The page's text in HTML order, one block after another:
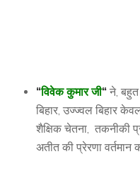
“विवेक कुमार जी“ ने,
बिहार, उज्ज्वल बिहार
शैक्षिक चेतना, तकनीकी
अतीत की प्रेरणा